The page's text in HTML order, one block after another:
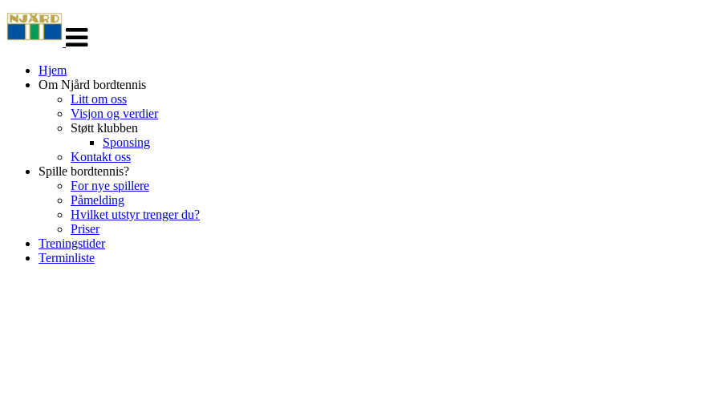
navigasjon
Hjem
Om Njård bordtennis
Litt om oss
Visjon og verdier
Støtt klubben
Sponsing
Kontakt oss
Spille bordtennis?
For nye spillere
Påmelding
Hvilket utstyr trenger du?
Priser
Treningstider
Terminliste